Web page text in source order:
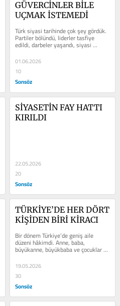
GÜVERCİNLER BİLE
UÇMAK İSTEMEDİ
Türk siyasi tarihinde çok şey gördük.
Partiler bölündü, liderler tasfiye
edildi, darbeler yaşandı, siyasi
yasaklar uygulandı. Ama herhalde...
01.06.2026
10
Sonsöz
SİYASETİN FAY HATTI
KIRILDI
22.05.2026
20
Sonsöz
TÜRKİYE’DE HER DÖRT
KİŞİDEN BİRİ KİRACI
Bir dönem Türkiye’de geniş aile
düzeni hâkimdi. Anne, baba,
büyükanne, büyükbaba ve çocuklar
aynı çatı altında yaşardı. Ancak...
19.05.2026
30
Sonsöz